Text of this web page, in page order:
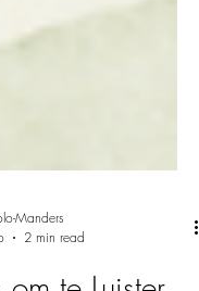
2 min read